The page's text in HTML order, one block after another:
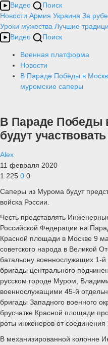
Видео
Поиск
Новости Армия Украина За
Уроки мужества Лучшие
Видео
Поиск
Военная платформа
Новости
В Параде Победы в
муромские саперы
В Параде Победы
будут
Alex
11 февраля 2020
1 225 0 0
Саперы из Мурома будут
войска России.
Честь представлять
Российской Федерации на
Красной площади в Москве 9
советского народа в Великой
батальону военнослужащих 1-
бригады центрального
русском городе Муром,
военнослужащими 45-й
бригады Западного военного
брусчатке Красной площади
роты инженеров от
В механизированной колонне